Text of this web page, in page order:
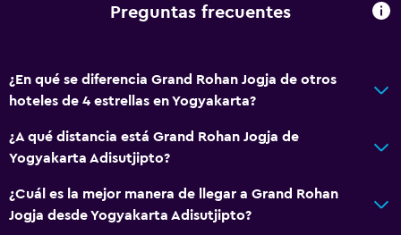
Preguntas frecuentes
¿En qué se diferencia Grand Rohan Jogja de otros
hoteles de 4 estrellas en Yogyakarta?
¿A qué distancia está Grand Rohan Jogja de
Yogyakarta Adisutjipto?
¿Cuál es la mejor manera de llegar a Grand Rohan
Jogja desde Yogyakarta Adisutjipto?